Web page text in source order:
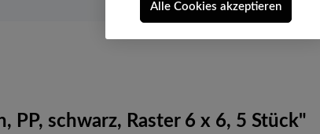
schwarz, Raster 6 x 6, 5 Stück"
Alle Cookies akzeptieren